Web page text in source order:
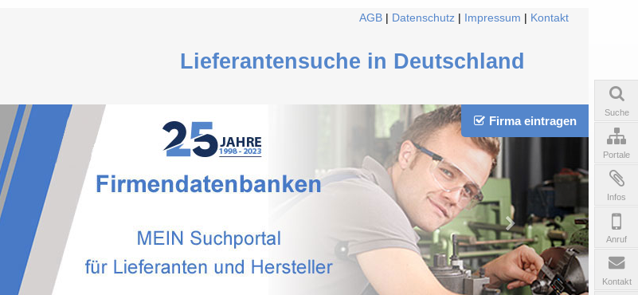
AGB Datenschutz Impressum Kontakt
Lieferantensuche in Deutschland
Firma eintragen
Suche
Portale
Infos
Anruf
Kontakt